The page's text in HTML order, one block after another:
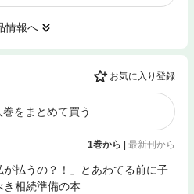
情報へ
お気に入り登録
をまとめて買う
1巻から 最新刊から
が払うの？！」とあわてる前に子
き相続準備の本